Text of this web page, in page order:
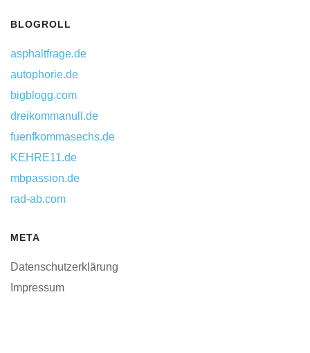
BLOGROLL
asphaltfrage.de
autophorie.de
bigblogg.com
dreikommanull.de
fuenfkommasechs.de
KEHRE11.de
mbpassion.de
rad-ab.com
META
Datenschutzerklärung
Impressum